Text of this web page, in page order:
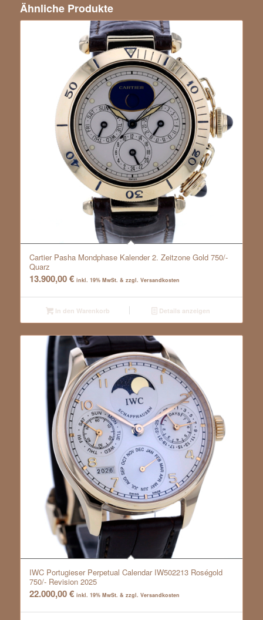
Ähnliche Produkte
Cartier Pasha Mondphase Kalender 2. Zeitzone Gold 750/-
Quarz
13.900,00€ inkl. 19% MwSt. & zzgl. Versandkosten
In den Warenkorb Details anzeigen
IWC Portugieser Perpetual Calendar IW502213 Roségold
750/- Revision 2025
22.000,00€ inkl. 19% MwSt. & zzgl. Versandkosten